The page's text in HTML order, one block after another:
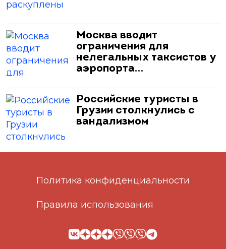
Москва вводит
ограничения для
нелегальных таксистов у
аэропорта…
Российские туристы в
Грузии столкнулись с
вандализмом
Политика конфиденциальности
Правила использования